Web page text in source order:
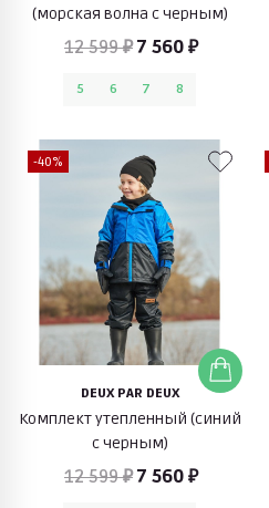
(морская волна с черным)
12 599 ₽ 7 560 ₽
5 6 7 8
-40%
DEUX PAR DEUX
Комплект утепленный (синий
с черным)
12 599 ₽ 7 560 ₽